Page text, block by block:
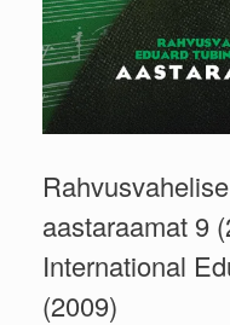
aastaraamat 9
International
(2009)